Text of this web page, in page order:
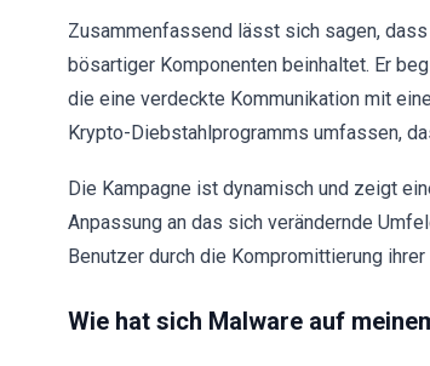
Zusammenfassend lässt sich sagen,
bösartiger Komponenten beinhaltet. Er
die eine verdeckte Kommunikation mit
Krypto-Diebstahlprogramms umfassen,
Die Kampagne ist dynamisch und zeigt
Anpassung an das sich verändernde
Benutzer durch die Kompromittierung
Wie hat sich Malware auf